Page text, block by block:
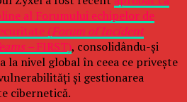
al Forumului echipelor de
(Forum of Incident
–FIRST), consolidându-și
la nivel global în ceea ce privește
și gestionarea
cibernetică.